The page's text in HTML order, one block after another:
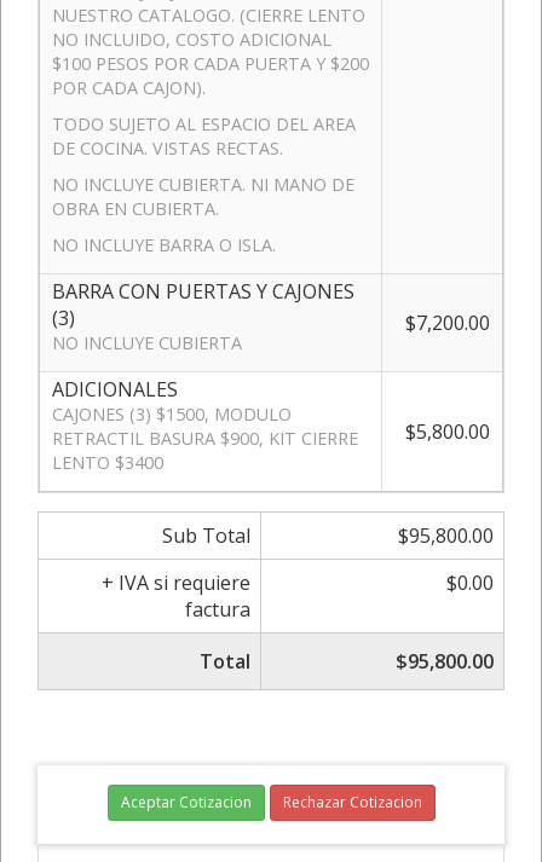
NUESTRO CATALOGO. (CIERRE LENTO
NO INCLUIDO, COSTO ADICIONAL
$100 PESOS POR CADA PUERTA Y $200
POR CADA CAJON).
TODO SUJETO AL ESPACIO DEL AREA
DE COCINA. VISTAS RECTAS.
NO INCLUYE CUBIERTA. NI MANO DE
OBRA EN CUBIERTA.
NO INCLUYE BARRA O ISLA.
BARRA CON PUERTAS Y CAJONES
(3)
NO INCLUYE CUBIERTA
$7,200.00
ADICIONALES
CAJONES (3) $1500, MODULO
RETRACTIL BASURA $900, KIT CIERRE
LENTO $3400
$5,800.00
Sub Total
$95,800.00
+ IVA si requiere
factura
$0.00
Total $95,800.00
Aceptar Cotizacion Rechazar Cotizacion